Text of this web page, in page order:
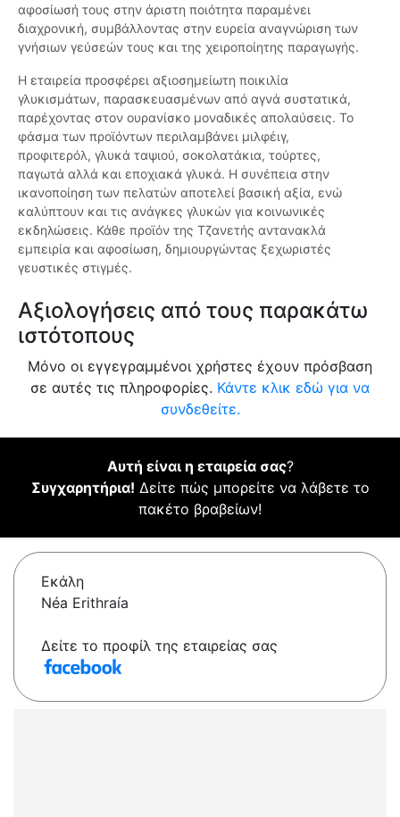
αφοσίωσή τους στην άριστη ποιότητα παραμένει
διαχρονική, συμβάλλοντας στην ευρεία αναγνώριση των
γνήσιων γεύσεών τους και της χειροποίητης παραγωγής.
Η εταιρεία προσφέρει αξιοσημείωτη ποικιλία
γλυκισμάτων, παρασκευασμένων από αγνά συστατικά,
παρέχοντας στον ουρανίσκο μοναδικές απολαύσεις. Το
φάσμα των προϊόντων περιλαμβάνει μιλφέιγ,
προφιτερόλ, γλυκά ταψιού, σοκολατάκια, τούρτες,
παγωτά αλλά και εποχιακά γλυκά. Η συνέπεια στην
ικανοποίηση των πελατών αποτελεί βασική αξία, ενώ
καλύπτουν και τις ανάγκες γλυκών για κοινωνικές
εκδηλώσεις. Κάθε προϊόν της Τζανετής αντανακλά
εμπειρία και αφοσίωση, δημιουργώντας ξεχωριστές
γευστικές στιγμές.
Αξιολογήσεις από τους παρακάτω
ιστότοπους
Μόνο οι εγγεγραμμένοι χρήστες έχουν πρόσβαση
σε αυτές τις πληροφορίες. Κάντε κλικ εδώ για να
συνδεθείτε.
Αυτή είναι η εταιρεία σας?
Συγχαρητήρια! Δείτε πώς μπορείτε να λάβετε το
πακέτο βραβείων!
Εκάλη
Néa Erithraía
Δείτε το προφίλ της εταιρείας σας